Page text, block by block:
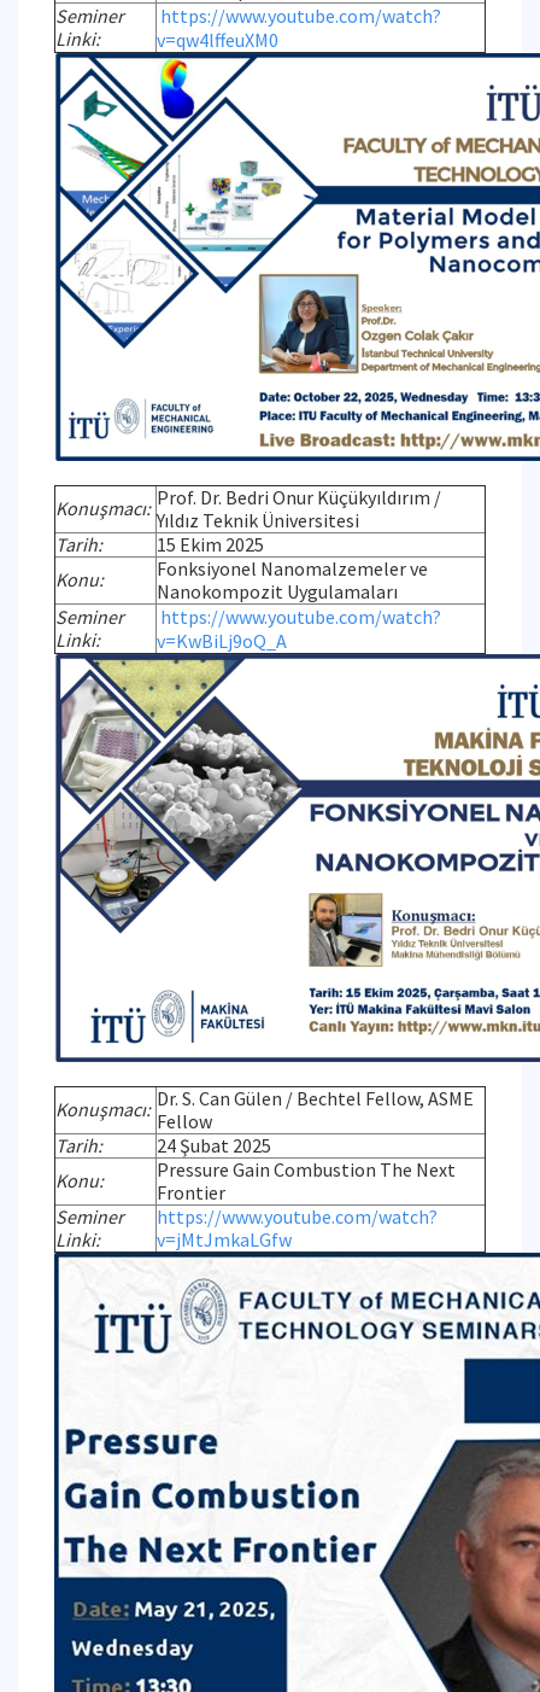
Seminer
Linki:
https://www.youtube.com/watch?
v=qw4lffeuXM0
Konuşmacı: Prof. Dr. Bedri Onur Küçükyıldırım /
Yıldız Teknik Üniversitesi
Tarih:
15 Ekim 2025
Konu:
Fonksiyonel Nanomalzemeler ve
Nanokompozit Uygulamaları
Seminer
Linki:
https://www.youtube.com/watch?
v=KwBiLj9oQ_A
Konuşmacı: Dr. S. Can Gülen / Bechtel Fellow, ASME
Fellow
Tarih:
24 Şubat 2025
Konu:
Pressure Gain Combustion The Next
Frontier
Seminer
Linki:
https://www.youtube.com/watch?
v=jMtJmkaLGfw